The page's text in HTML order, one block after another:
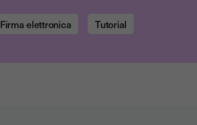
Firma elettronica Tutorial